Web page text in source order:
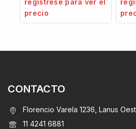
regístrese para ver el
precio
CONTACTO
Florencio Varela 1236, Lanus
11 4241 6881